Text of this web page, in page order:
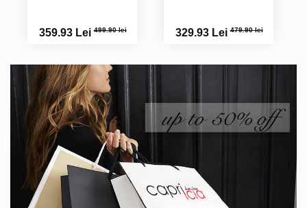
359.93 Lei499.90 lei 329.93 Lei479.90 lei